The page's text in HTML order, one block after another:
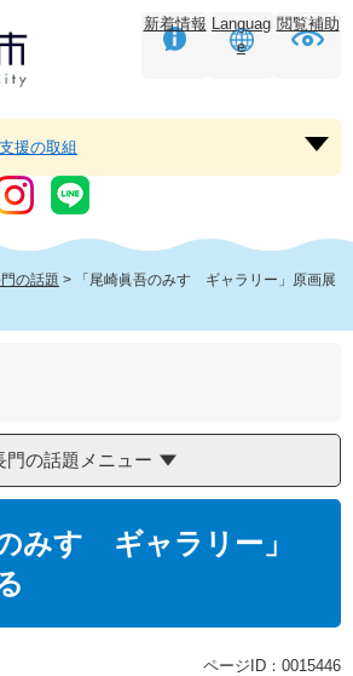
新着情報 Languag
e
閲覧補助
ー
を
援の取組
の話題 >
「尾崎眞吾のみすゞギャラリー」原画展
門の話題メニュー
みすゞギャラリー」
ページID：0015446